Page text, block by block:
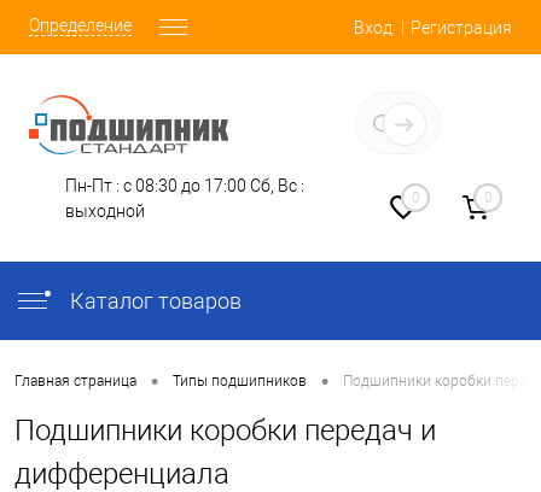
Определение Вход Регистрация
Пн-Пт : с 08:30 до 17:00 Сб, Вс :
выходной
0 0
Каталог товаров
Главная страница • Типы подшипников • Подшипники коробки
Подшипники коробки передач и
дифференциала